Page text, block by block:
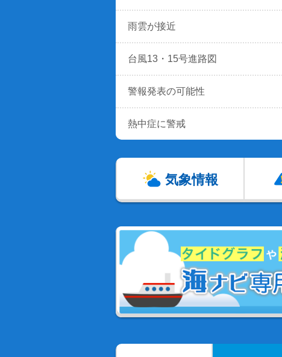
雨雲が接近
台風13・15号進路図
警報発表の可能性
熱中症に警戒
気象情報